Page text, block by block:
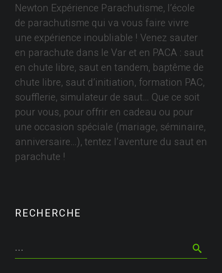
Newton Expérience Parachutisme, l’école
de parachutisme qui va vous faire vivre
une expérience inoubliable ! Venez sauter
en parachute dans le Var et en PACA : saut
en chute libre, saut en tandem, baptême de
chute libre, saut d’initiation, formation PAC,
soufflerie, simulateur de saut… Que ce soit
pour vous, pour offrir en cadeau ou pour
une occasion spéciale (mariage, séminaire,
anniversaire…), tentez l’aventure du saut en
parachute !
RECHERCHE